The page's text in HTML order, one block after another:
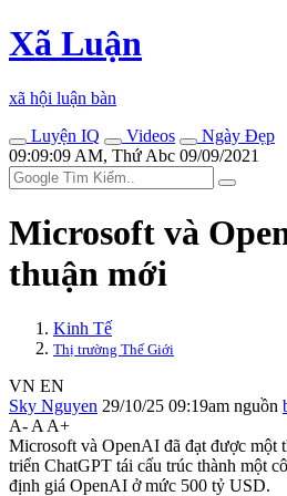
Xã Luận
xã hội luận bàn
Luyện IQ
Videos
Ngày Đẹp
09:09:09 AM, Thứ Abc 09/09/2021
Microsoft và
thuận mới
Kinh Tế
Thị trường Thế Giới
VN EN
Sky Nguyen 29/10/25 09:19am nguồn
A- A A+
Microsoft và OpenAI đã đạt được một
triển ChatGPT tái cấu trúc thành một
định giá OpenAI ở mức 500 tỷ USD.